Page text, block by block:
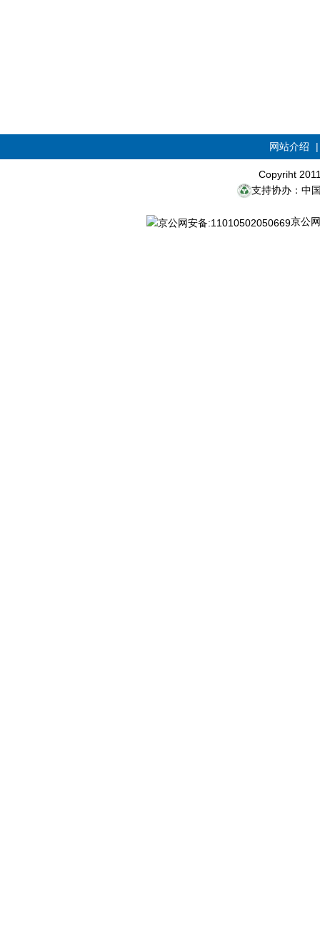
网站介绍
Copyriht
支持协办：中
京公